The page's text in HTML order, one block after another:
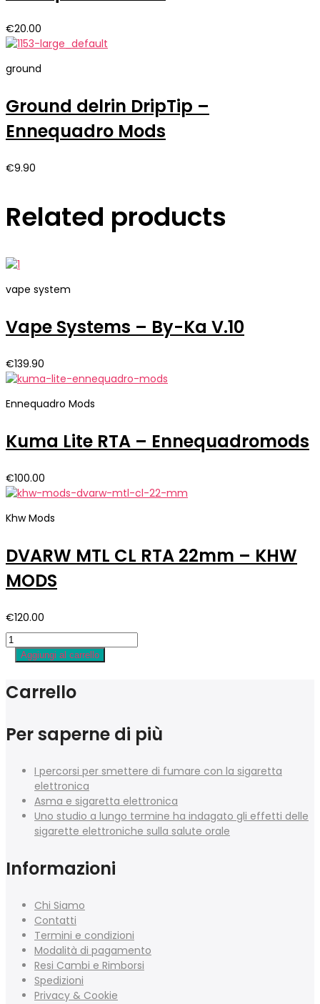
€20.00
ground
Ground delrin DripTip –
Ennequadro Mods
€9.90
Related products
vape system
Vape Systems – By-Ka V.10
€139.90
Ennequadro Mods
Kuma Lite RTA – Ennequadromods
€100.00
Khw Mods
DVARW MTL CL RTA 22mm – KHW
MODS
€120.00
Aggiungi al carrello
Carrello
Per saperne di più
I percorsi per smettere di fumare con la sigaretta
elettronica
Asma e sigaretta elettronica
Uno studio a lungo termine ha indagato gli effetti delle
sigarette elettroniche sulla salute orale
Informazioni
Chi Siamo
Contatti
Termini e condizioni
Modalità di pagamento
Resi Cambi e Rimborsi
Spedizioni
Privacy & Cookie